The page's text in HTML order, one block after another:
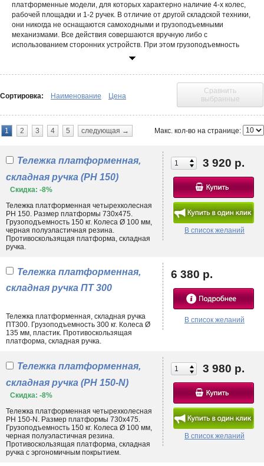
платформенные модели, для которых характерно наличие 4-х колес,
рабочей площадки и 1-2 ручек. В отличие от другой складской техники,
они никогда не оснащаются самоходными и грузоподъемными
механизмами. Все действия совершаются вручную либо с
использованием сторонних устройств. При этом грузоподъемность
тележки платформенной может достигать 500 кг! Это говорит о
условий для транспортировки малых и средних по весу грузов.
Разнообразие моделей
Несмотря на простоту конструкции, тележки платформенные
касаться:
колесных опор
• размера рабочей платформы, типа покрытия, наличия/отсутствия
различных конструктивных элементов (например, пластиковых
бамперов, смягчающих столкновение с мебелью, товарами, другой
• конфигурации ручек, их количества. Сегодня наибольшим спросом
пользуются складные тележки платформенные, купить которые Вы
также можете на нашем сайте;
• внешних показателей (дизайн, цвет).
металлического листа, ручки оснащаться противоскользящими
накладками. Каждая деталь, дополнение и улучшение прямым
образом отражается на стоимости. Нужно понимать, что
тележкаплатформенная с 4 поворотными колесами и пластиковыми
противоударными накладками будет дороже более простого по
своему исполнению аналога. Естественно, в расчет принимается и
грузоподъемность, во многом определяющая стоимость
комплектующих.
Тележка платформенная, купить которую можно в нашем интернет-
магазине, является по-настоящему универсальным оборудованием.
Она подходит для работы с любыми грузами, будь это материалы,
товары, сырье, детали, емкости. В отличие от
бочкоката, она не
ограничена в сфере применения, что делает её востребованной в:
• строительстве;
• складском деле;
• пищевой промышленности;
• производственной сфере;
Сортировка: Наименование Цена
Сравнить
выбранные
Макс. кол-во на странице:
1 2 3 4 5 следующая →
3 920 р.
В список желаний
Тележка платформенная,
складная ручка (PH 150)
Скидка: -8%
Тележка платформенная четырехколесная
PH 150. Размер платформы 730х475.
Грузоподъемность 150 кг. Колеса Ø 100 мм,
черная полуэластичная резина.
Противоскользящая платформа, складная
ручка.
6 380 р.
В список желаний
Тележка платформенная,
складная ручка ПТ 300
Тележка платформенная, складная ручка
ПТ300. Грузоподъемность 300 кг. Колеса Ø
135 мм, пластик. Противоскользящая
платформа, складная ручка.
3 980 р.
В список желаний
Тележка платформенная,
складная ручка (PH 150-N)
Скидка: -8%
Тележка платформенная четырехколесная
PH 150-N. Размер платформы 730х475.
Грузоподъемность 150 кг. Колеса Ø 100 мм,
черная полуэластичная резина.
Противоскользящая платформа, складная
ручка с эргономичным покрытием.